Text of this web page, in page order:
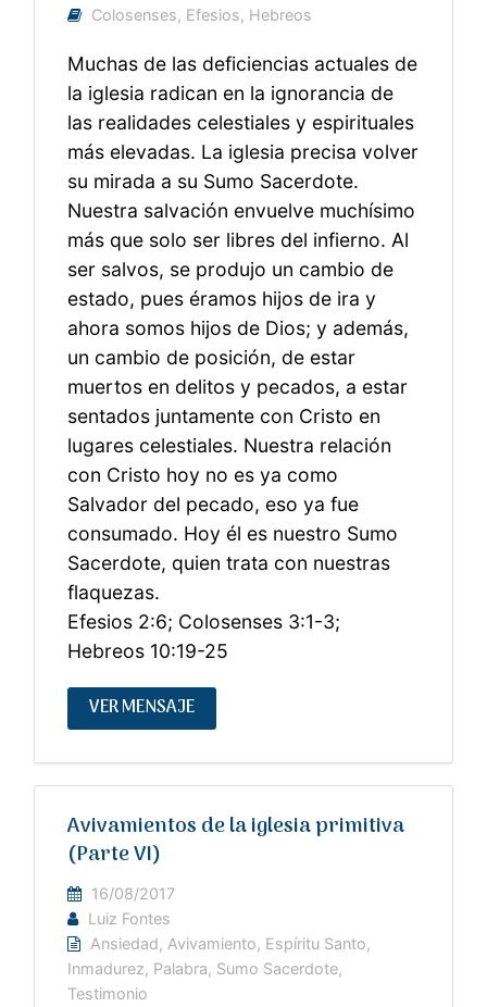
Colosenses, Efesios, Hebreos
Muchas de las deficiencias actuales de
la iglesia radican en la ignorancia de
las realidades celestiales y espirituales
más elevadas. La iglesia precisa volver
su mirada a su Sumo Sacerdote.
Nuestra salvación envuelve muchísimo
más que solo ser libres del infierno. Al
ser salvos, se produjo un cambio de
estado, pues éramos hijos de ira y
ahora somos hijos de Dios; y además,
un cambio de posición, de estar
muertos en delitos y pecados, a estar
sentados juntamente con Cristo en
lugares celestiales. Nuestra relación
con Cristo hoy no es ya como
Salvador del pecado, eso ya fue
consumado. Hoy él es nuestro Sumo
Sacerdote, quien trata con nuestras
flaquezas.
Efesios 2:6; Colosenses 3:1-3;
Hebreos 10:19-25
VER MENSAJE
Avivamientos de la iglesia primitiva
(Parte VI)
16/08/2017
Luiz Fontes
Ansiedad, Avivamiento, Espíritu Santo,
Inmadurez, Palabra, Sumo Sacerdote,
Testimonio